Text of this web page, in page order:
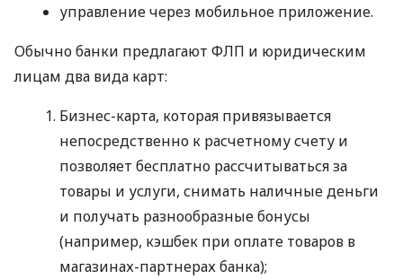
управление через мобильное приложение.
Обычно банки предлагают ФЛП и юридическим
лицам два вида карт:
Бизнес-карта, которая привязывается
непосредственно к расчетному счету и
позволяет бесплатно рассчитываться за
товары и услуги, снимать наличные деньги
и получать разнообразные бонусы
(например, кэшбек при оплате товаров в
магазинах-партнерах банка);